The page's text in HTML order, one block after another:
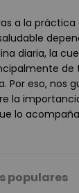
a la
diaria, la
de
Por eso, nos
la
lo
populares